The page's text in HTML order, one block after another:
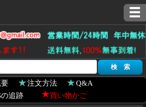
注文方法
Q&A
の追跡 買い物かご